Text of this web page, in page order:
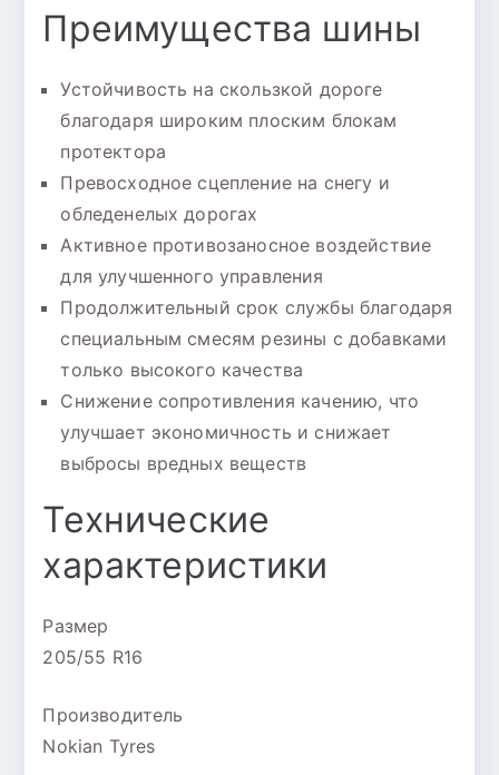
Преимущества шины
Устойчивость на скользкой дороге
благодаря широким плоским блокам
протектора
Превосходное сцепление на снегу и
обледенелых дорогах
Активное противозаносное воздействие
для улучшенного управления
Продолжительный срок службы благодаря
специальным смесям резины с добавками
только высокого качества
Снижение сопротивления качению, что
улучшает экономичность и снижает
выбросы вредных веществ
Технические
характеристики
Размер
205/55 R16
Производитель
Nokian Tyres